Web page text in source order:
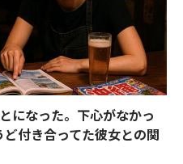
になった。下心がなかっ
付き合ってた彼女との関